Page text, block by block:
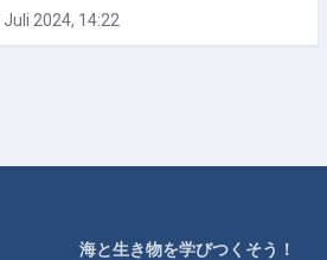
2024, 14:22
海と生き物を学びつくそう！